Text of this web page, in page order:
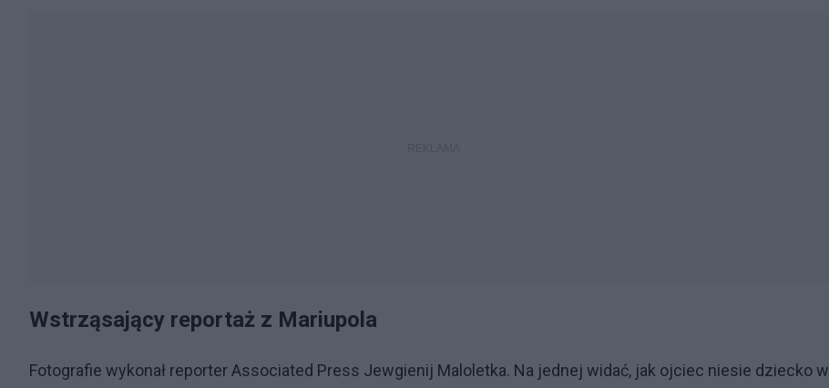
Wstrząsający reportaż z Mariupola
Fotografie wykonał reporter Associated Press Jewgienij Maloletka. Na jednej widać, jak ojciec niesie dziecko w